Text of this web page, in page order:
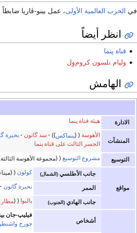
في الحرب العالمية الأولى، عمل بينو-ڤاريا
انظر أيضاً
قناة پنما
وليام نلسون كروم‌وِل
الهامش
الادارة هيئة قناة پنما
المنشآت
الأهوسة پنماكس سد گاتون بحيرة
الجسر الثالث على قناة پنما
التوسيع مشروع التوسيع مجموعة الأهوسة الثالثة
مواقع
جانب الأطلسي(الشمال) كولون
الممر بحيرة گاتون
جانب الهادي(الجنوب) بالبوا مطار
أشخاص
فيليپ-جان
جورج